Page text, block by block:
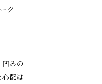
ク
みの
心配は